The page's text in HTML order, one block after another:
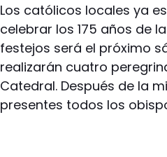
Los católicos locales ya
celebrar los 175 años de
festejos será el próximo
realizarán cuatro
Catedral. Después de la
presentes todos los